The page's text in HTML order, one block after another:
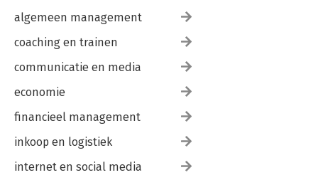
algemeen management
coaching en trainen
communicatie en media
economie
financieel management
inkoop en logistiek
internet en social media